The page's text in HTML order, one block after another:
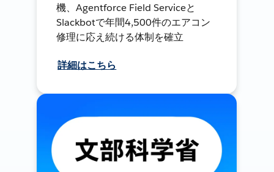
機、Agentforce Field Serviceと
Slackbotで年間4,500件のエアコン
修理に応え続ける体制を確立
詳細はこちら